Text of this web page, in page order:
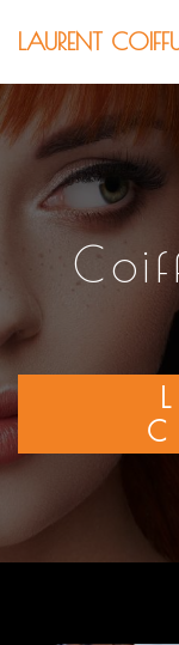
LAURENT
coiffure homme
LAURENT